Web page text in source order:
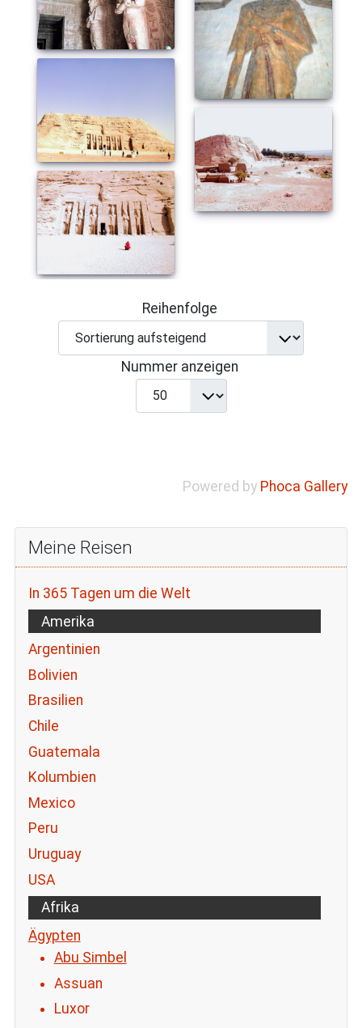
Reihenfolge
Nummer anzeigen
Powered by Phoca Gallery
Meine Reisen
In 365 Tagen um die Welt
Amerika
Argentinien
Bolivien
Brasilien
Chile
Guatemala
Kolumbien
Mexico
Peru
Uruguay
USA
Afrika
Ägypten
Abu Simbel
Assuan
Luxor